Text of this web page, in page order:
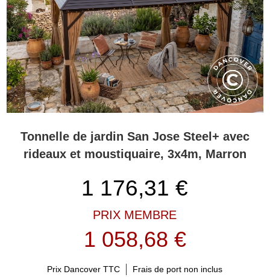
Tonnelle de jardin San Jose Steel+ avec
rideaux et moustiquaire, 3x4m, Marron
1 176,31 €
PRIX MEMBRE
1 058,68 €
Prix Dancover TTC Frais de port non inclus